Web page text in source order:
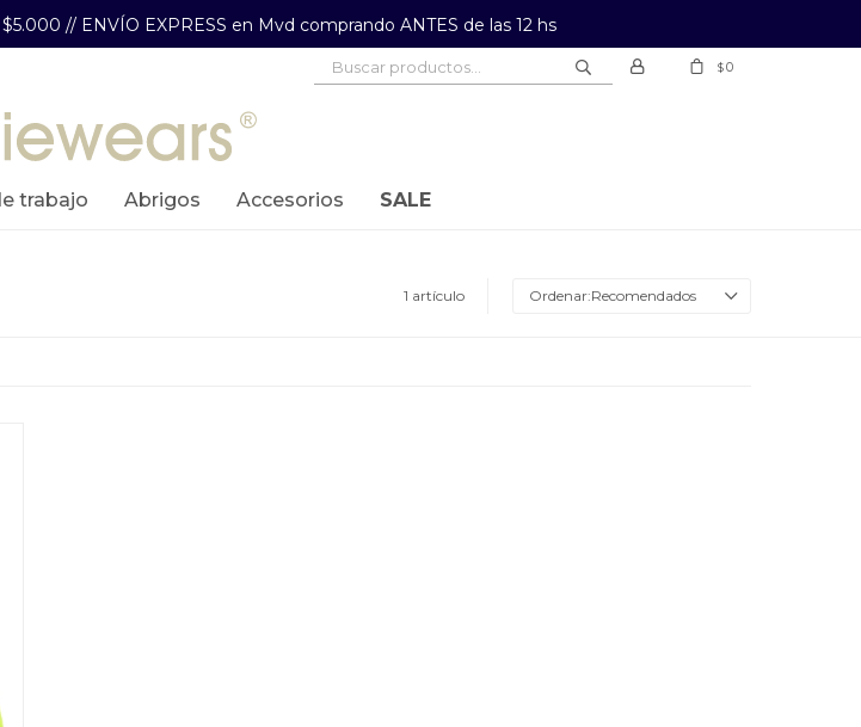
// ENVÍO EXPRESS en Mvd comprando ANTES de las 12 hs
trabajo abrigos accesorios SALE
$0
1 artículo Recomendados